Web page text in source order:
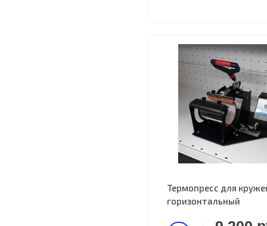
Термопресс для
горизонтальный